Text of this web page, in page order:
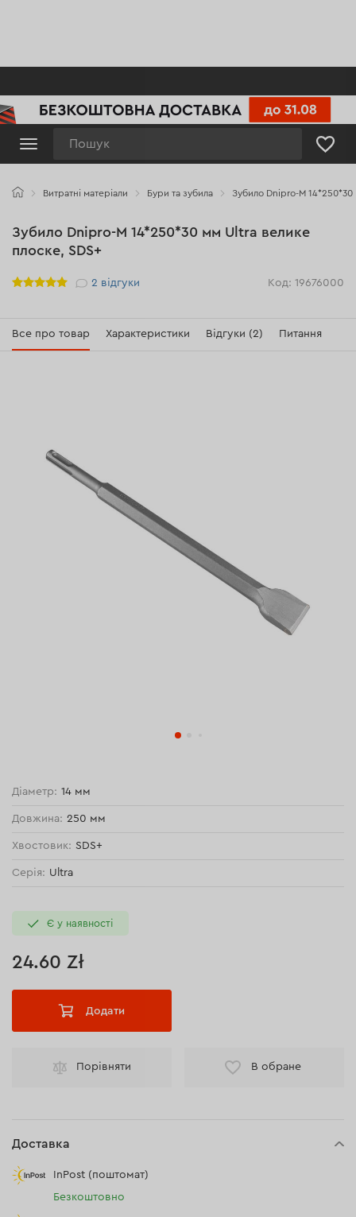
Витратні матеріали Бури та зубила Зубило Dnipro-M
Зубило Dnipro-M 14*250*30 мм Ultra велике
плоске, SDS+
Рейтинг 2 відгуки Код: 19676000
Все про товар Характеристики Відгуки (2) Питання
Діаметр: 14 мм
Довжина: 250 мм
Хвостовик: SDS+
Серія: Ultra
Є у наявності
24.60 Zł
Додати
Порівняти В обране
Доставка
InPost (поштомат)
Безкоштовно